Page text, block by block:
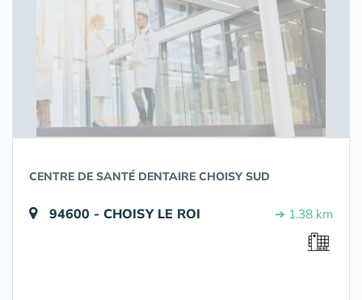
CENTRE DE SANTÉ DENTAIRE CHOISY SUD
94600 - CHOISY LE ROI ➔ 1.38 km